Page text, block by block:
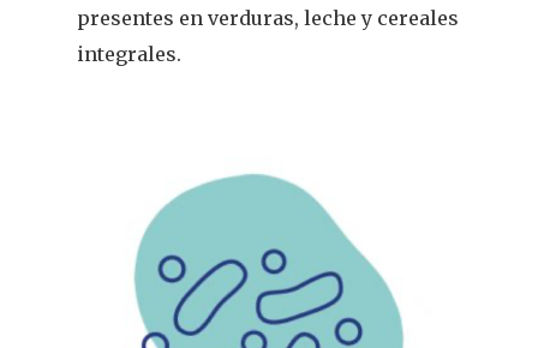
presentes en verduras, leche y cereales
integrales.